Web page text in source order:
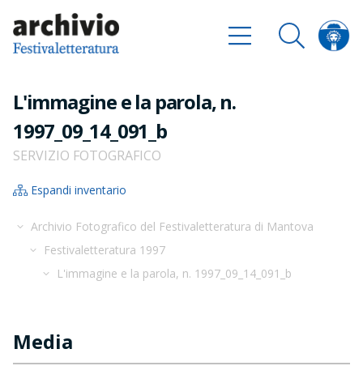
L'immagine e la parola, n.
1997_09_14_091_b
SERVIZIO FOTOGRAFICO
Espandi inventario
Archivio Fotografico del Festivaletteratura di Mantova
Festivaletteratura 1997
L'immagine e la parola, n. 1997_09_14_091_b
Media